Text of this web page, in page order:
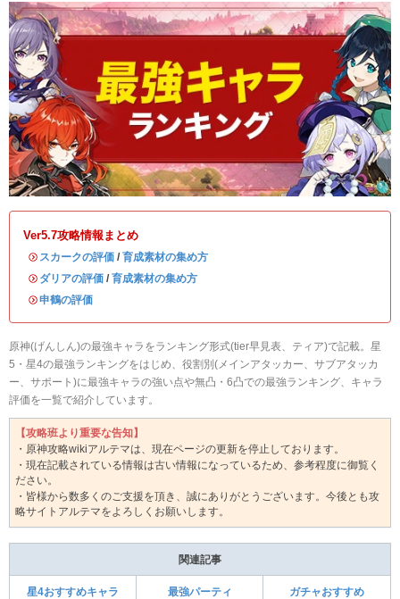
Ver5.7攻略情報まとめ
・ スカークの評価 / 育成素材の集め方
・ ダリアの評価 / 育成素材の集め方
・申鶴の評価
原神(げんしん)の最強キャラをランキング形式(tier早見表、ティア)で記載。星
5・星4の最強ランキングをはじめ、役割別(メインアタッカー、サブアタッカ
ー、サポート)に最強キャラの強い点や無凸・6凸での最強ランキング、キャラ
評価を一覧で紹介しています。
【攻略班より重要な告知】
・原神攻略wikiアルテマは、現在ページの更新を停止しております。
・現在記載されている情報は古い情報になっているため、参考程度に御覧く
ださい。
・皆様から数多くのご支援を頂き、誠にありがとうございます。今後とも攻
略サイトアルテマをよろしくお願いします。
関連記事
星4おすすめキャラ 最強パーティ ガチャおすすめ